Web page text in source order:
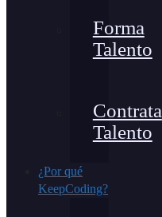
Forma
Talento
Contrata
Talento
¿Por qué
KeepCoding?